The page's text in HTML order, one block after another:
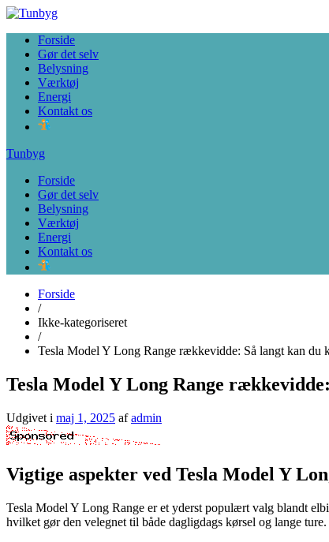
TunbygForside
Gør det selv
Belysning
Værktøj
Energi
Kontakt os
Tunbyg
Forside
Gør det selv
Belysning
Værktøj
Energi
Kontakt os
Forside
/
Ikke-kategoriseret
/
Tesla Model Y Long Range rækkevidde: Så langt kan du
Tesla Model Y Long Range
Udgivet i maj 1, 2025 afadmin
Vigtige aspekter ved Tesla Model Y
Tesla Model Y Long Range er et yderst populært valg blandt
hvilket gør den velegnet til både dagligdags kørsel og lange ture.